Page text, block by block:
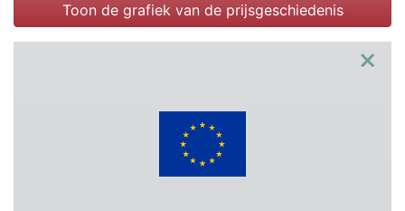
Toon de grafiek van de prijsgeschiedenis
×